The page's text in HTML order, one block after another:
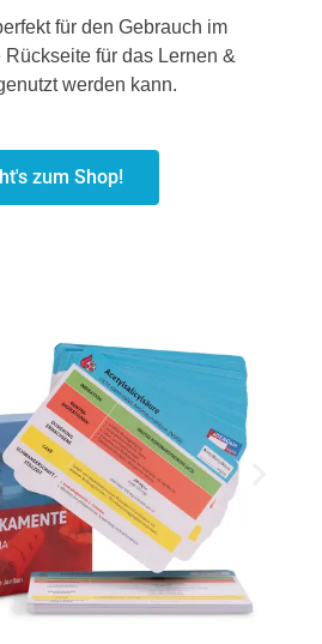
für den Gebrauch im
für das Lernen &
werden kann.
zum Shop!